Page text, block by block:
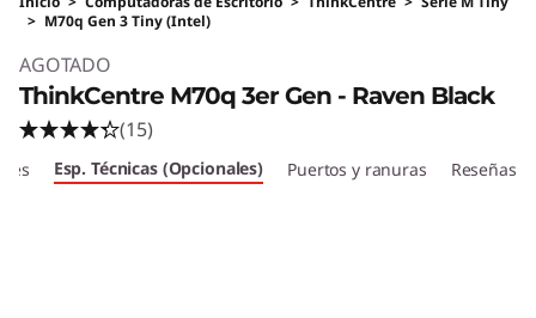
> M70q Gen 3 Tiny (Intel)
AGOTADO
ThinkCentre M70q 3er Gen - Raven Black
(15)
Esp. Técnicas (Opcionales) Puertos y ranuras Reseñas